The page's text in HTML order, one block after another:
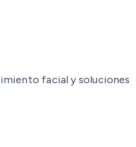
facial y soluciones